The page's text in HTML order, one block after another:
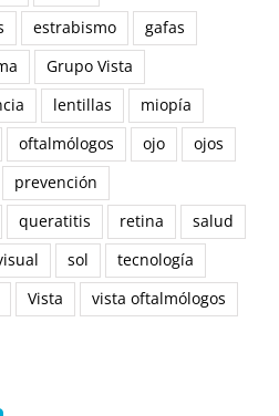
estrabismo
gafas
Grupo Vista
lentillas
miopía
oftalmólogos ojo
ojos
prevención
queratitis retina
salud
sol
tecnología
Vista vista oftalmólogos